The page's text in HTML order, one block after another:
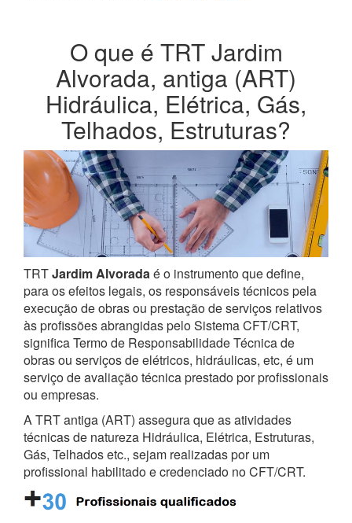
O que é TRT Jardim
Alvorada, antiga (ART)
Hidráulica, Elétrica, Gás,
Telhados, Estruturas?
TRTJardim Alvoradaé o instrumento que define,
para os efeitos legais, os responsáveis técnicos pela
execução de obras ou prestação de serviços relativos
às profissões abrangidas pelo Sistema CFT/CRT,
significa Termo de Responsabilidade Técnica de
obras ou serviços de elétricos, hidráulicas, etc, é um
serviço de avaliação técnica prestado por profissionais
ou empresas.
A TRT antiga (ART) assegura que as atividades
técnicas de natureza Hidráulica, Elétrica, Estruturas,
Gás, Telhados etc., sejam realizadas por um
profissional habilitado e credenciado no CFT/CRT.